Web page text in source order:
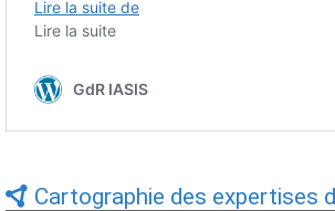
Cartographie des expertises